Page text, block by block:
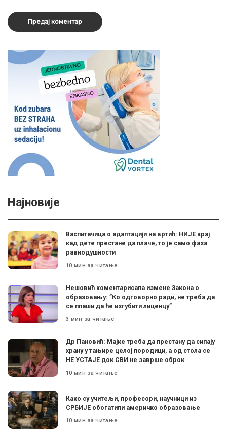
Најновије
Васпитачица о адаптацији на вртић: НИЈЕ крај
кад дете престане да плаче, то је само фаза
равнодушности
10 мин за читање
Нешовић коментарисала измене Закона о
образовању: ”Ко одговорно ради, не треба да
се плаши да ће изгубити лиценцу”
3 мин за читање
Др Пановић: Мајке треба да престану да сипају
храну у тањире целој породици, а од стола се
НЕ УСТАЈЕ док СВИ не заврше оброк
10 мин за читање
Како су учитељи, професори, научници из
СРБИЈЕ обогатили америчко образовање
10 мин за читање